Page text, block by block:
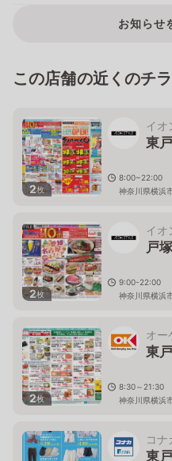
お知らせ
この店舗の近くのチ
2枚
イオ
東
8:00~22:00
神奈川県横浜
2枚
イオ
戸塚
9:00-22:00
神奈川県横浜
2枚
オー
東
8:30～21:30
神奈川県横浜
コナ
東